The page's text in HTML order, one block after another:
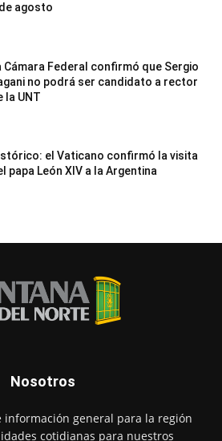
agosto
Cámara Federal confirmó que Sergio
no podrá ser candidato a rector
la UNT
el Vaticano confirmó la visita
papa León XIV a la Argentina
Nosotros
información general para la región
cotidianas para nuestros